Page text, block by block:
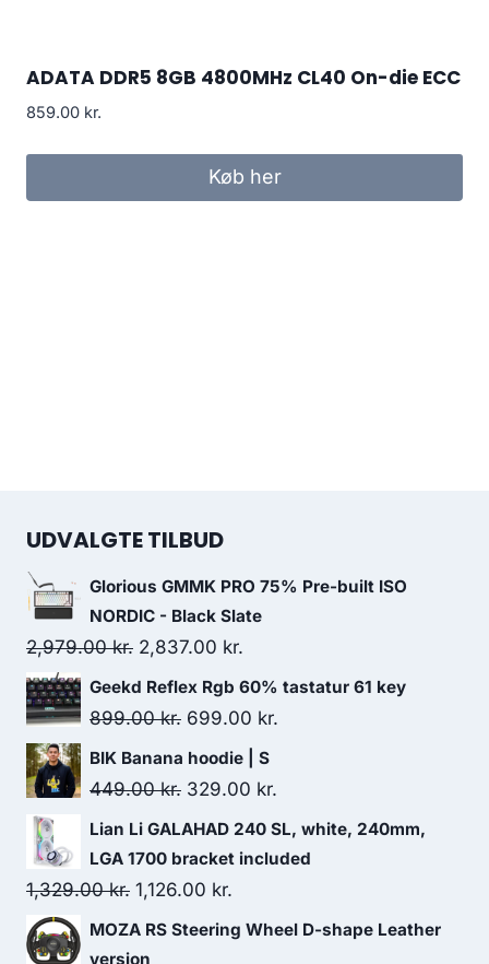
ADATA DDR5 8GB 4800MHz CL40 On-die ECC
859.00 kr.
Køb her
UDVALGTE TILBUD
Glorious GMMK PRO 75% Pre-built ISO
NORDIC - Black Slate
2,979.00kr. Original
price
was:
2,979.00 kr..
2,837.00 kr.
price
is:
2,837.00 kr..
Geekd Reflex Rgb 60% tastatur 61 key
899.00kr. Original
price
was:
699.00 kr.
BIK Banana hoodie | S
449.00kr. Original
price
was:
449.00 kr..
329.00 kr.
price
is:
Lian Li GALAHAD 240 SL, white, 240mm,
LGA 1700 bracket included
1,329.00kr. Original
price
was:
1,126.00 kr.
price
MOZA RS Steering Wheel D-shape Leather
version